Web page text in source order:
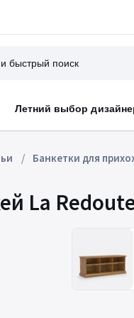
Летний выбор
Банкетки для
La